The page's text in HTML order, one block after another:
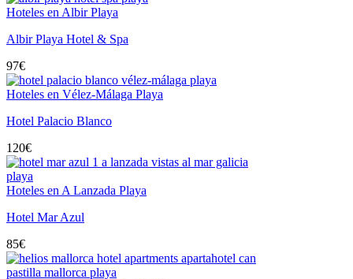
Hoteles en Albir Playa
Albir Playa Hotel & Spa
97€
Hoteles en Vélez-Málaga Playa
Hotel Palacio Blanco
120€
Hoteles en A Lanzada Playa
Hotel Mar Azul
85€